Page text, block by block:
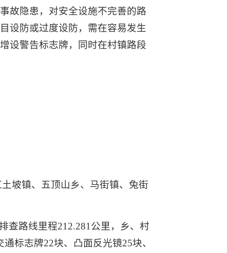
故隐患，对安全设施不完善的路
设防或过度设防，需在容易发生
设警告标志牌，同时在村镇路段
坡镇、五顶山乡、马街镇、兔街
查路线里程212.281公里，乡、村
标志牌22块、凸面反光镜25块、